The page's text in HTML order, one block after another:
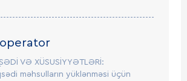
VƏ XÜSUSİYYƏTLƏRİ:
məhsulların yüklənməsi üçün